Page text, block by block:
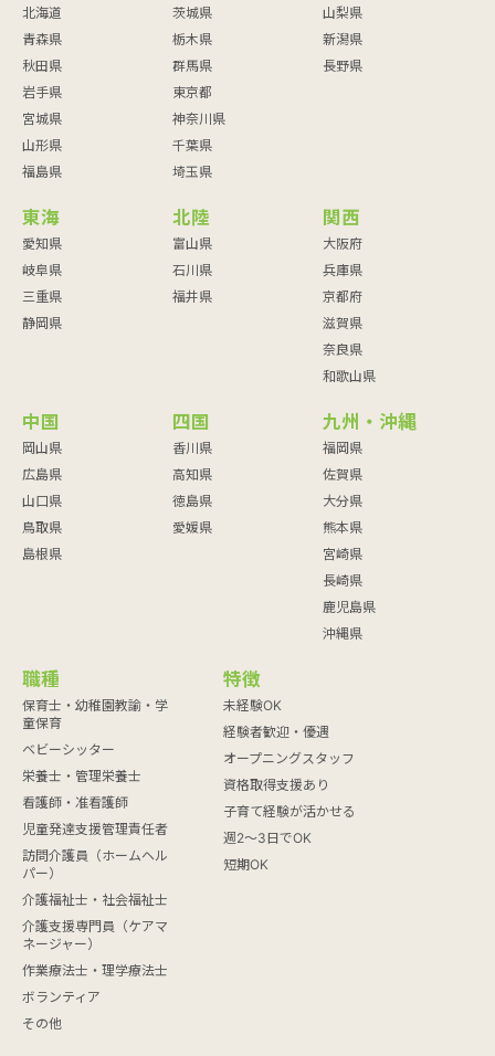
北海道
青森県
秋田県
岩手県
宮城県
山形県
福島県
茨城県
栃木県
群馬県
東京都
神奈川県
千葉県
埼玉県
山梨県
新潟県
長野県
東海
愛知県
岐阜県
三重県
静岡県
北陸
富山県
石川県
福井県
関西
大阪府
兵庫県
京都府
滋賀県
奈良県
和歌山県
中国
岡山県
広島県
山口県
鳥取県
島根県
四国
香川県
高知県
徳島県
愛媛県
九州・沖縄
福岡県
佐賀県
大分県
熊本県
宮崎県
長崎県
鹿児島県
沖縄県
職種
保育士・幼稚園教諭・学
童保育
ベビーシッター
栄養士・管理栄養士
看護師・准看護師
児童発達支援管理責任者
訪問介護員（ホームヘル
パー）
介護福祉士・社会福祉士
介護支援専門員（ケアマ
ネージャー）
作業療法士・理学療法士
ボランティア
その他
特徴
未経験OK
経験者歓迎・優遇
オープニングスタッフ
資格取得支援あり
子育て経験が活かせる
週2～3日でOK
短期OK